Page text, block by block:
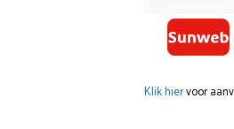
Klik hiervoor